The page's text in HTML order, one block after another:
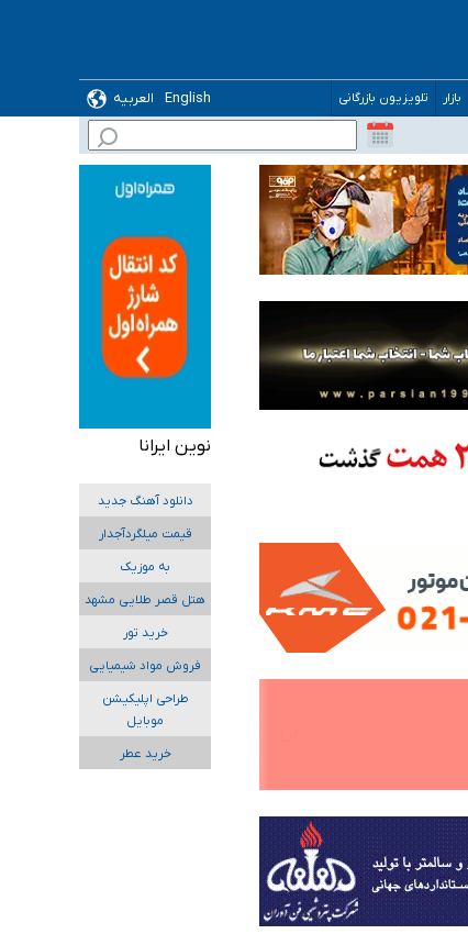
بازار تلویزیون بازرگانی English
العربیه
نوین ایرانا
دانلود آهنگ جدید
قیمت میلگردآجدار
به موزیک
هتل قصر طلایی مشهد
خرید تور
فروش مواد شیمیایی
طراحی اپلیکیشن
موبایل
خرید عطر